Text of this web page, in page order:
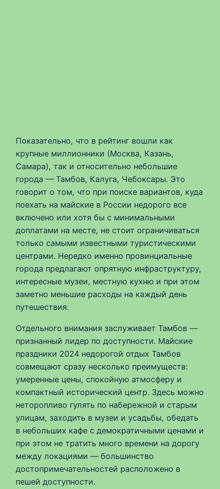
Показательно, что в рейтинг вошли как
крупные миллионники (Москва, Казань,
Самара), так и относительно небольшие
города — Тамбов, Калуга, Чебоксары. Это
говорит о том, что при поиске вариантов, куда
поехать на майские в России недорого все
включено или хотя бы с минимальными
доплатами на месте, не стоит ограничиваться
только самыми известными туристическими
центрами. Нередко именно провинциальные
города предлагают опрятную инфраструктуру,
интересные музеи, местную кухню и при этом
заметно меньшие расходы на каждый день
путешествия.
Отдельного внимания заслуживает Тамбов —
признанный лидер по доступности. Майские
праздники 2024 недорогой отдых Тамбов
совмещают сразу несколько преимуществ:
умеренные цены, спокойную атмосферу и
компактный исторический центр. Здесь можно
неторопливо гулять по набережной и старым
улицам, заходить в музеи и усадьбы, обедать
в небольших кафе с демократичными ценами и
при этом не тратить много времени на дорогу
между локациями — большинство
достопримечательностей расположено в
пешей доступности.